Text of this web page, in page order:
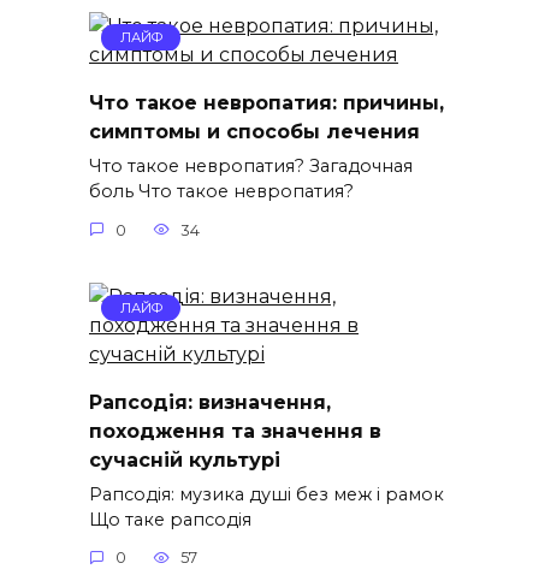
ЛАЙФ
Что такое невропатия: причины,
симптомы и способы лечения
Что такое невропатия? Загадочная
боль Что такое невропатия?
0 34
ЛАЙФ
Рапсодія: визначення,
походження та значення в
сучасній культурі
Рапсодія: музика душі без меж і рамок
Що таке рапсодія
0 57